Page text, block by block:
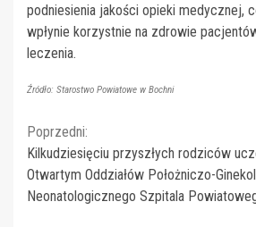
podniesienia jakości opieki medycznej,
wpłynie korzystnie na zdrowie
leczenia.
Źródło: Starostwo Powiatowe w Bochni
Continue
Reading
Poprzedni:
Kilkudziesięciu przyszłych rodziców
Otwartym Oddziałów Położniczo-
Neonatologicznego Szpitala